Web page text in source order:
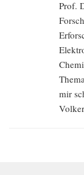
Prof.
mir